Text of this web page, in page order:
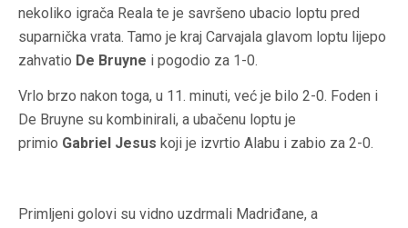
nekoliko igrača Reala te je savršeno ubacio loptu pred
suparnička vrata. Tamo je kraj Carvajala glavom loptu lijepo
zahvatio De Bruyne i pogodio za 1-0.
Vrlo brzo nakon toga, u 11. minuti, već je bilo 2-0. Foden i
De Bruyne su kombinirali, a ubačenu loptu je
primio Gabriel Jesus koji je izvrtio Alabu i zabio za 2-0.
Primljeni golovi su vidno uzdrmali Madriđane, a